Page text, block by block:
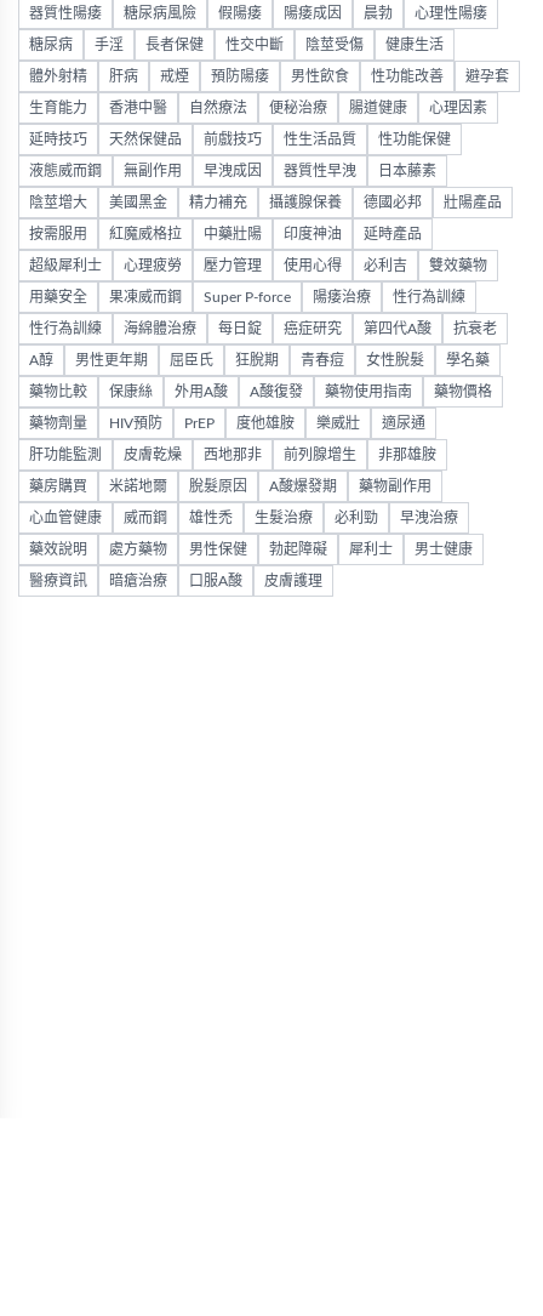
器質性陽痿 糖尿病風險 假陽痿 陽痿成因 晨勃 心理性陽痿
糖尿病 手淫 長者保健 性交中斷 陰莖受傷 健康生活
體外射精 肝病 戒煙 預防陽痿 男性飲食 性功能改善 避孕套
生育能力 香港中醫 自然療法 便秘治療 腸道健康 心理因素
延時技巧 天然保健品 前戲技巧 性生活品質 性功能保健
液態威而鋼 無副作用 早洩成因 器質性早洩 日本藤素
陰莖增大 美國黑金 精力補充 攝護腺保養 德國必邦 壯陽產品
按需服用 紅魔威格拉 中藥壯陽 印度神油 延時產品
超級犀利士 心理疲勞 壓力管理 使用心得 必利吉 雙效藥物
用藥安全 果凍威而鋼 Super P-force 陽痿治療 性行為訓練
性行為訓練 海綿體治療 每日錠 癌症研究 第四代A酸 抗衰老
A醇 男性更年期 屈臣氏 狂脫期 青春痘 女性脫髮 學名藥
藥物比較 保康絲 外用A酸 A酸復發 藥物使用指南 藥物價格
藥物劑量 HIV預防 PrEP 度他雄胺 樂威壯 適尿通
肝功能監測 皮膚乾燥 西地那非 前列腺增生 非那雄胺
藥房購買 米諾地爾 脫髮原因 A酸爆發期 藥物副作用
心血管健康 威而鋼 雄性禿 生髮治療 必利勁 早洩治療
藥效說明 處方藥物 男性保健 勃起障礙 犀利士 男士健康
醫療資訊 暗瘡治療 口服A酸 皮膚護理